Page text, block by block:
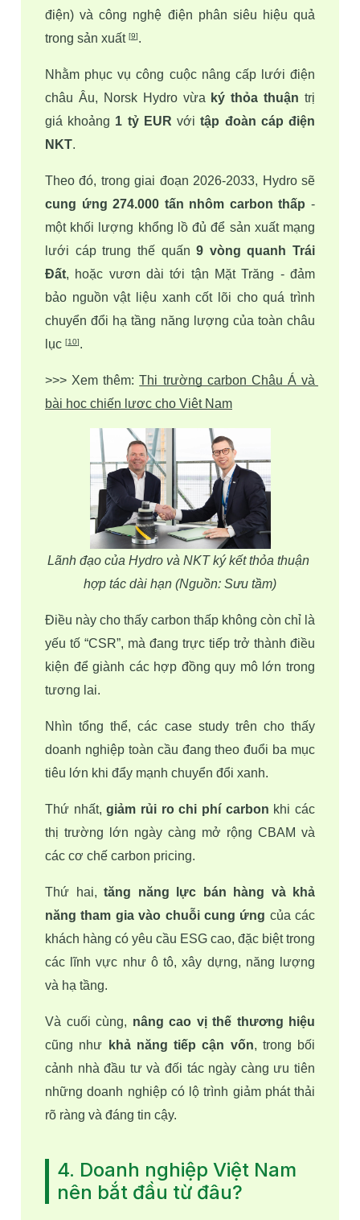
điện) và công nghệ điện phân siêu hiệu quả
trong sản xuất [9].
Nhằm phục vụ công cuộc nâng cấp lưới điện
châu Âu, Norsk Hydro vừa ký thỏa thuận trị
giá khoảng 1 tỷ EUR với tập đoàn cáp điện
NKT.
cung ứng 274.000 tấn nhôm carbon thấp -
một khối lượng khổng lồ đủ để sản xuất mạng
lưới cáp trung thế quấn 9 vòng quanh Trái
Đất, hoặc vươn dài tới tận Mặt Trăng - đảm
bảo nguồn vật liệu xanh cốt lõi cho quá trình
chuyển đổi hạ tầng năng lượng của toàn châu
lục [10].
>>> Xem thêm: Thị trường carbon Châu Á và
bài học chiến lược cho Việt Nam
Lãnh đạo của Hydro và NKT ký kết thỏa thuận
hợp tác dài hạn (Nguồn: Sưu tầm)
Điều này cho thấy carbon thấp không còn chỉ là
yếu tố “CSR”, mà đang trực tiếp trở thành điều
kiện để giành các hợp đồng quy mô lớn trong
tương lai.
Nhìn tổng thể, các case study trên cho thấy
doanh nghiệp toàn cầu đang theo đuổi ba mục
tiêu lớn khi đẩy mạnh chuyển đổi xanh.
Thứ nhất, giảm rủi ro chi phí carbon khi các
thị trường lớn ngày càng mở rộng CBAM và
các cơ chế carbon pricing.
Thứ hai, tăng năng lực bán hàng và khả
năng tham gia vào chuỗi cung ứng của các
khách hàng có yêu cầu ESG cao, đặc biệt trong
các lĩnh vực như ô tô, xây dựng, năng lượng
và hạ tầng.
Và cuối cùng, nâng cao vị thế thương hiệu
cũng như
khả năng tiếp cận vốn, trong bối
cảnh nhà đầu tư và đối tác ngày càng ưu tiên
những doanh nghiệp có lộ trình giảm phát thải
rõ ràng và đáng tin cậy.
4. Doanh nghiệp Việt Nam
nên bắt đầu từ đâu?